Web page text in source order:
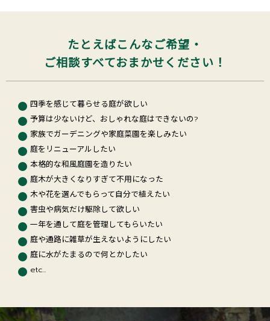
たとえばこんなご希望・
ご相談すべておまかせください！
四季を感じて暮らせる庭が欲しい
予算は少ないけど、おしゃれな庭はできないの?
家族でガーデニングや家庭菜園を楽しみたい
庭をリニューアルしたい
本格的な和風庭園を造りたい
庭木が大きくなりすぎて不用になった
木や花を選んでもらって自分で植えたい
害虫や病気だけ駆除して欲しい
一年を通して庭を管理してもらいたい
庭や通路に雑草が生えないようにしたい
庭に水がたまるので何とかしたい
etc...